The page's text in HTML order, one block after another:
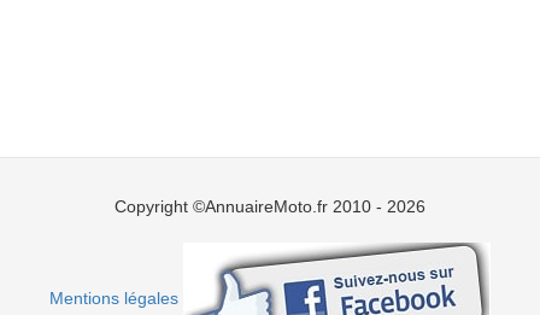
Copyright ©AnnuaireMoto.fr 2010 - 2026
Mentions légales